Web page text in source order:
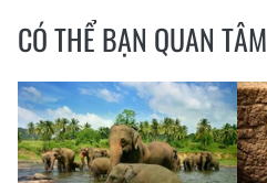
CÓ THỂ BẠN QUAN TÂM